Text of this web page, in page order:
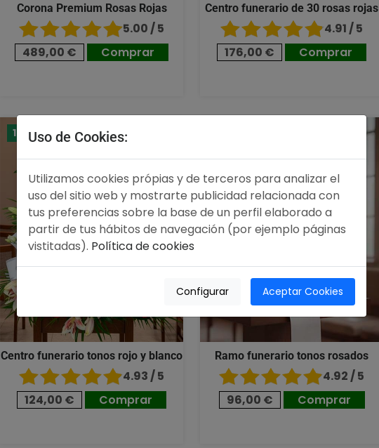
Corona Premium Rosas Rojas
5.00 / 5
489,00 €
Comprar
Centro funerario de 30 rosas rojas
4.91 / 5
176,00 €
Comprar
124,00 €
Centro funerario tonos rojo y blanco
4.93 / 5
124,00 €
Comprar
Ramo funerario tonos rosados
4.92 / 5
96,00 €
Comprar
Uso de Cookies:
Utilizamos cookies própias y de terceros para analizar el
uso del sitio web y mostrarte publicidad relacionada con
tus preferencias sobre la base de un perfil elaborado a
partir de tus hábitos de navegación (por ejemplo páginas
vistitadas). Política de cookies
Configurar Aceptar Cookies